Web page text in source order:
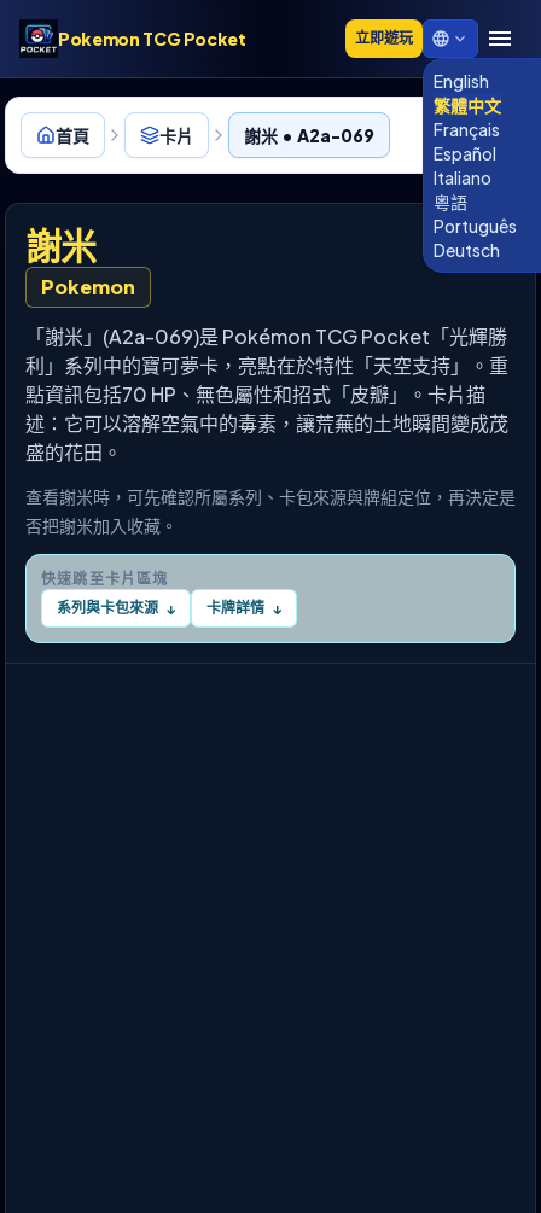
Pokemon TCG Pocket 立即遊玩
English
繁體中文
Français
Español
Italiano
粵語
Português
Deutsch
首頁 卡片 謝米 • A2a-069
謝米
Pokemon
「謝米」(A2a-069)是 Pokémon TCG Pocket「光輝勝
利」系列中的寶可夢卡，亮點在於特性「天空支持」。重
點資訊包括70 HP、無色屬性和招式「皮瓣」。卡片描
述：它可以溶解空氣中的毒素，讓荒蕪的土地瞬間變成茂
盛的花田。
查看謝米時，可先確認所屬系列、卡包來源與牌組定位，再決定是
否把謝米加入收藏。
快速跳至卡片區塊
系列與卡包來源 ↓ 卡牌詳情 ↓